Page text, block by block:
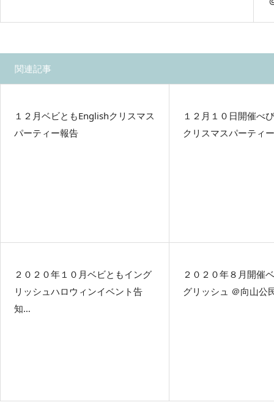
関連記事
１２月ベビともEnglishクリスマス
パーティー報告
１２月１０日開催べ
クリスマスパーティ
２０２０年１０月ベビともイング
リッシュハロウィンイベント告
知…
２０２０年８月開催
グリッシュ ＠向山公